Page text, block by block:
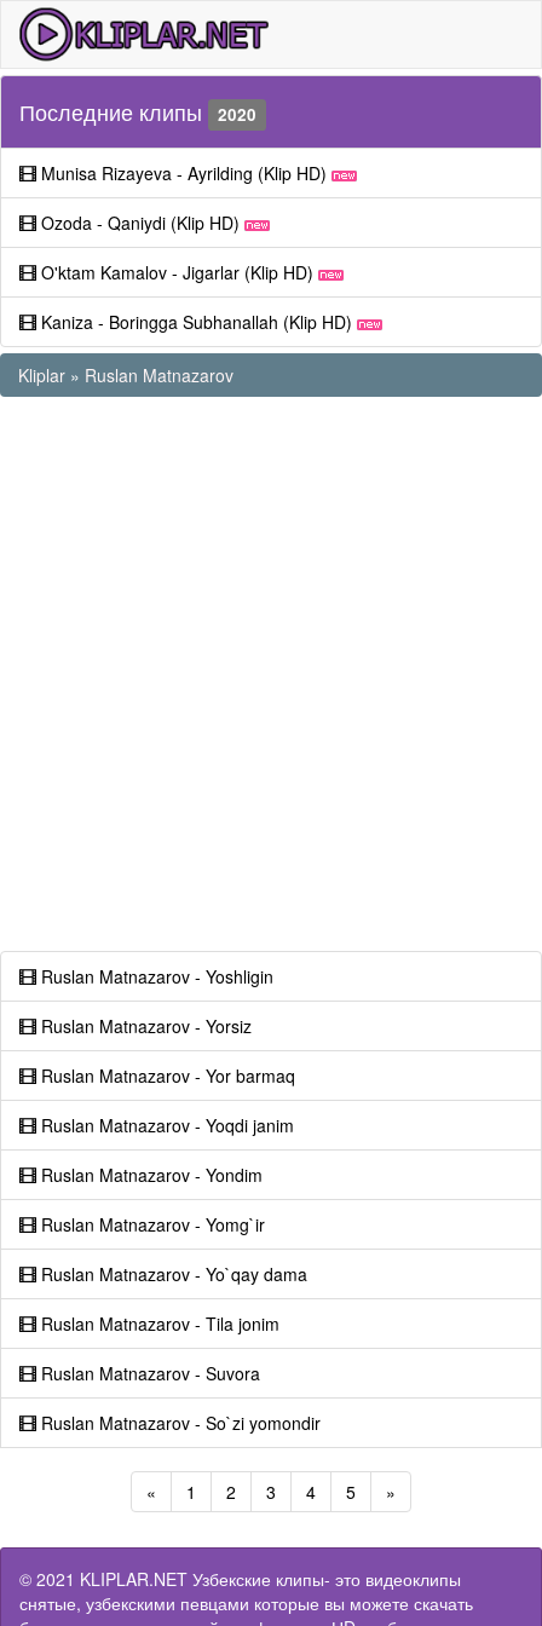
Последние клипы 2020
Munisa Rizayeva - Ayrilding (Klip HD)
Ozoda - Qaniydi (Klip HD)
O'ktam Kamalov - Jigarlar (Klip HD)
Kaniza - Boringga Subhanallah (Klip HD)
Kliplar » Ruslan Matnazarov
Ruslan Matnazarov - Yoshligin
Ruslan Matnazarov - Yorsiz
Ruslan Matnazarov - Yor barmaq
Ruslan Matnazarov - Yoqdi janim
Ruslan Matnazarov - Yondim
Ruslan Matnazarov - Yomg`ir
Ruslan Matnazarov - Yo`qay dama
Ruslan Matnazarov - Tila jonim
Ruslan Matnazarov - Suvora
Ruslan Matnazarov - So`zi yomondir
« 1 2 3 4 5 »
© 2021 KLIPLAR.NET Узбекские клипы- это видеоклипы
снятые, узбекскими певцами которые вы можете скачать